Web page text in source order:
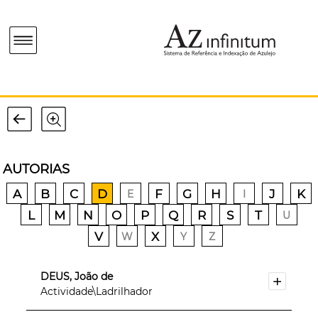
AUTORIAS
A B C D E F G H I J
K
L
M N O P Q R S T U
V W X Y Z
DEUS, João de
Actividade\Ladrilhador